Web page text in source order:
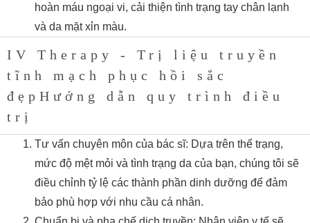
hoàn máu ngoại vi, cải thiện tình trạng tay chân lạnh
và da mặt xỉn màu.
IV Therapy - Trị liệu truyền
tĩnh mạch phục hồi sắc
đẹpHướng dẫn quy trình điều
trị
Tư vấn chuyên môn của bác sĩ: Dựa trên thể trạng,
mức độ mệt mỏi và tình trạng da của bạn, chúng tôi sẽ
điều chỉnh tỷ lệ các thành phần dinh dưỡng để đảm
bảo phù hợp với nhu cầu cá nhân.